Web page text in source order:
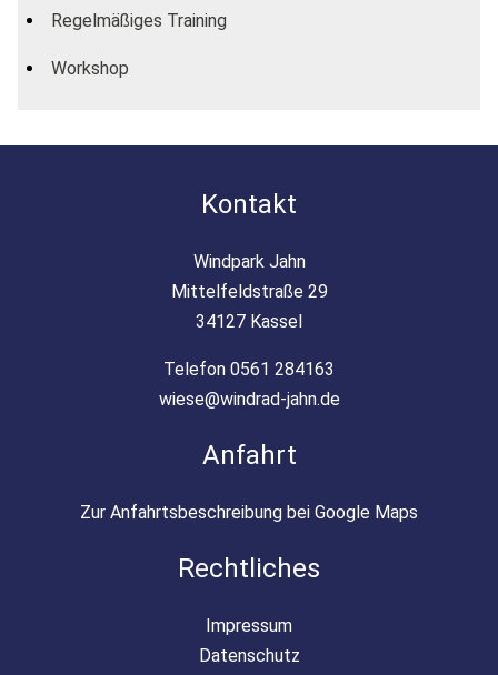
Regelmäßiges Training
Workshop
Kontakt
Windpark Jahn
Mittelfeldstraße 29
34127 Kassel
Telefon 0561 284163
wiese@windrad-jahn.de
Anfahrt
Zur Anfahrtsbeschreibung bei Google Maps
Rechtliches
Impressum
Datenschutz